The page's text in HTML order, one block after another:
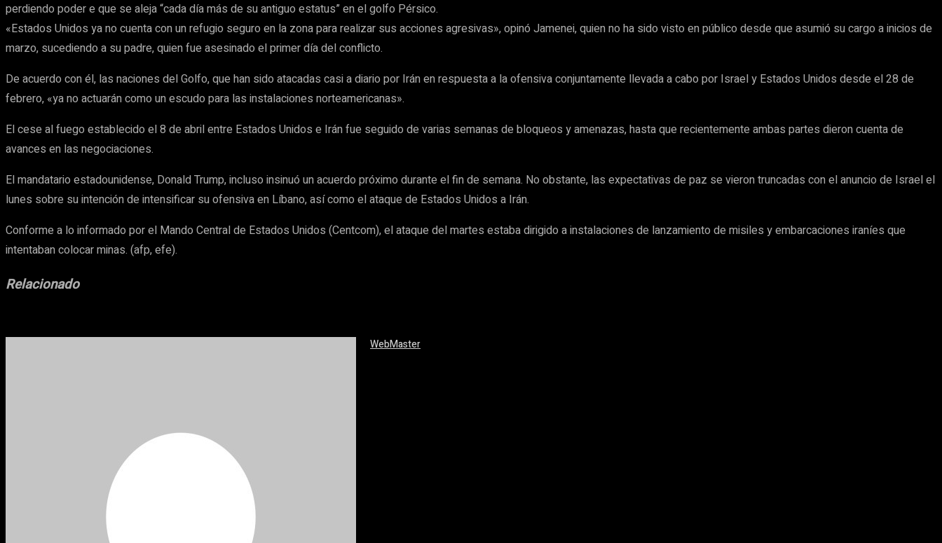
perdiendo poder e que se aleja “cada día más de su antiguo estatus” en el golfo Pérsico.
«Estados Unidos ya no cuenta con un refugio seguro en la zona para realizar sus acciones agresivas», opinó Jamenei, quien no ha sido visto en público desde que asumió su cargo a inicios de
marzo, sucediendo a su padre, quien fue asesinado el primer día del conflicto.
De acuerdo con él, las naciones del Golfo, que han sido atacadas casi a diario por Irán en respuesta a la ofensiva conjuntamente llevada a cabo por Israel y Estados Unidos desde el 28 de
febrero, «ya no actuarán como un escudo para las instalaciones norteamericanas».
El cese al fuego establecido el 8 de abril entre Estados Unidos e Irán fue seguido de varias semanas de bloqueos y amenazas, hasta que recientemente ambas partes dieron cuenta de
avances en las negociaciones.
El mandatario estadounidense, Donald Trump, incluso insinuó un acuerdo próximo durante el fin de semana. No obstante, las expectativas de paz se vieron truncadas con el anuncio de Israel el
lunes sobre su intención de intensificar su ofensiva en Líbano, así como el ataque de Estados Unidos a Irán.
Conforme a lo informado por el Mando Central de Estados Unidos (Centcom), el ataque del martes estaba dirigido a instalaciones de lanzamiento de misiles y embarcaciones iraníes que
intentaban colocar minas. (afp, efe).
Relacionado
WebMaster